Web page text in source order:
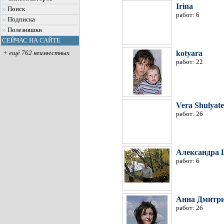
Поиск
Подписка
Полезняшки
СЕЙЧАС НА САЙТЕ
+ ещё 762 неизвестных
Irina
работ: 6
kotyara
работ: 22
Vera
работ: 26
Александра
работ: 6
Анна
работ: 26